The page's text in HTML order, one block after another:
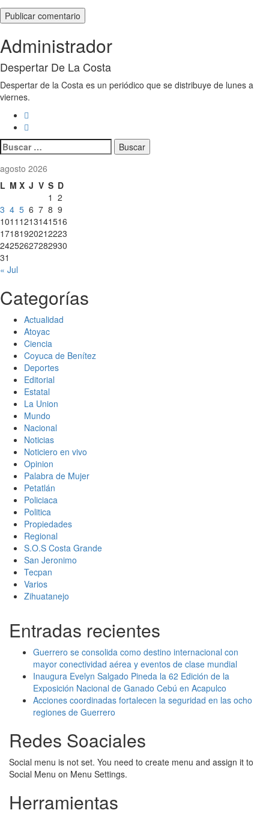
Administrador
Despertar De La Costa
Despertar de la Costa es un periódico que se distribuye de lunes a
viernes.
Buscar:
agosto 2026
L M X J V S D
1 2
3 4 5 6 7 8 9
1011 1213141516
17181920212223
24252627282930
31
« Jul
Categorías
Actualidad
Atoyac
Ciencia
Coyuca de Benítez
Deportes
Editorial
Estatal
La Union
Mundo
Nacional
Noticias
Noticiero en vivo
Opinion
Palabra de Mujer
Petatlán
Policiaca
Politica
Propiedades
Regional
S.O.S Costa Grande
San Jeronimo
Tecpan
Varios
Zihuatanejo
Entradas recientes
Guerrero se consolida como destino internacional con
mayor conectividad aérea y eventos de clase mundial
Inaugura Evelyn Salgado Pineda la 62 Edición de la
Exposición Nacional de Ganado Cebú en Acapulco
Acciones coordinadas fortalecen la seguridad en las ocho
regiones de Guerrero
Redes Soaciales
Social menu is not set. You need to create menu and assign it to
Social Menu on Menu Settings.
Herramientas